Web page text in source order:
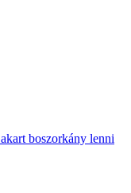
boszorkány lenni